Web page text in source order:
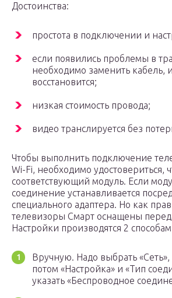
Достоинства:
простота в подключении и
если появились проблемы в
необходимо заменить кабель,
восстановится;
низкая стоимость провода;
видео транслируется без
Чтобы выполнить подключение
Wi-Fi, необходимо удостовериться,
соответствующий модуль. Если
соединение устанавливается
специального адаптера. Но как
телевизоры Смарт оснащены
Настройки производятся 2
Вручную. Надо выбрать «Сеть»,
потом «Настройка» и «Тип
указать «Беспроводное